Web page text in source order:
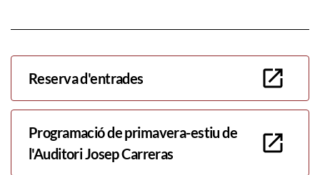
Reserva d'entrades
Programació de primavera-estiu de
l'Auditori Josep Carreras